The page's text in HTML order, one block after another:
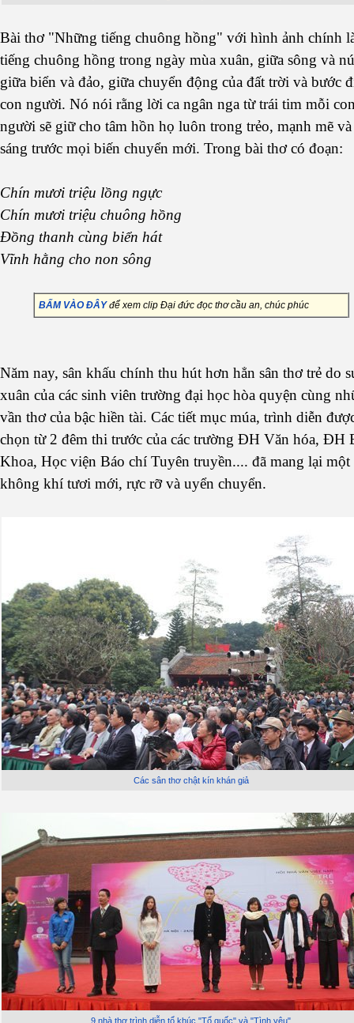
Bài thơ "Những tiếng chuông hồng" với hình ảnh chính
tiếng chuông hồng trong ngày mùa xuân, giữa sông và
giữa biển và đảo, giữa chuyển động của đất trời và bước
con người. Nó nói rằng lời ca ngân nga từ trái tim mỗi
người sẽ giữ cho tâm hồn họ luôn trong trẻo, mạnh mẽ
sáng trước mọi biến chuyển mới. Trong bài thơ có đoạn:
Chín mươi triệu lồng ngực
Chín mươi triệu chuông hồng
Đồng thanh cùng biển hát
Vĩnh hằng cho non sông
BẤM VÀO ĐÂYđể xem clip Đại đức đọc thơ cầu an, chúc phúc
Năm nay, sân khấu chính thu hút hơn hẳn sân thơ trẻ do
xuân của các sinh viên trường đại học hòa quyện cùng
vần thơ của bậc hiền tài. Các tiết mục múa, trình diễn
chọn từ 2 đêm thi trước của các trường ĐH Văn hóa, ĐH
Khoa, Học viện Báo chí Tuyên truyền.... đã mang lại một
không khí tươi mới, rực rỡ và uyển chuyển.
Các sân thơ chật kín khán giả
9 nhà thơ trình diễn tổ khúc "Tổ quốc" và "Tình yêu"